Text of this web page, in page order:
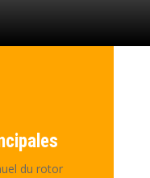
du rotor